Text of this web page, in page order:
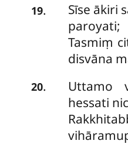
19.
Sīse ākiri
paroyati;
Tasmiṃ
disvāna
20.
Uttamo
hessati